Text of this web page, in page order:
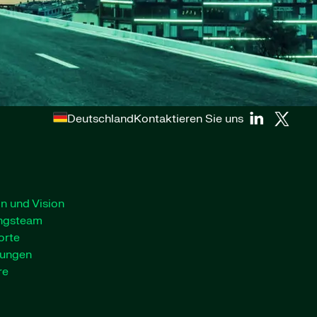
DeutschlandKontaktieren Sie uns
und Vision